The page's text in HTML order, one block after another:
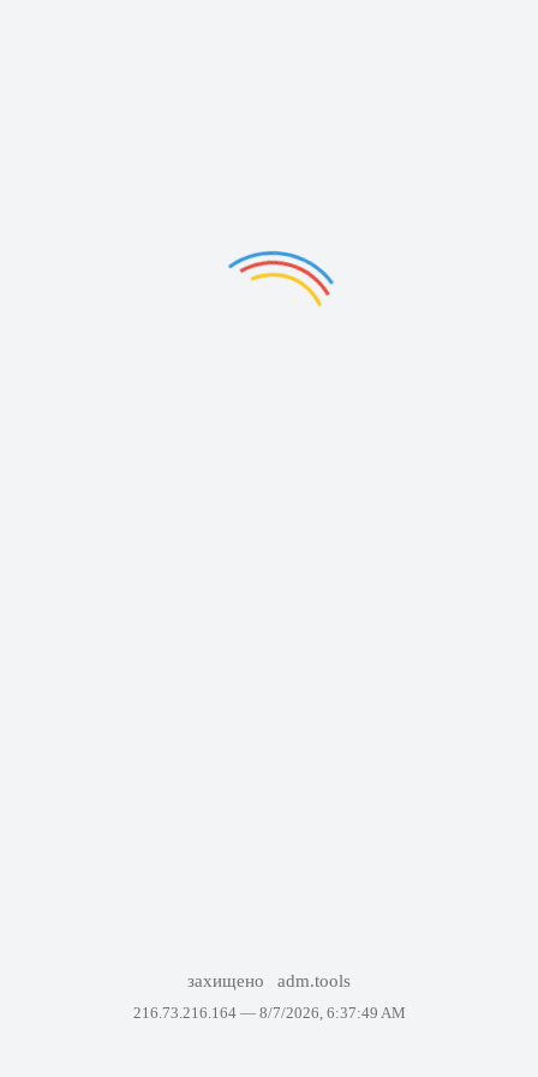
захищено adm.tools
216.73.216.164 — 8/7/2026, 6:37:49 AM